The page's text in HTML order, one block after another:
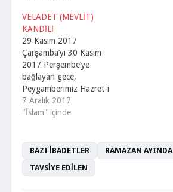
VELADET (MEVLİT)
KANDİLİ
29 Kasım 2017
Çarşamba’yı 30 Kasım
2017 Perşembe’ye
bağlayan gece,
Peygamberimiz Hazret-i
Muhammet Mustafa'nın
(s.a.v.) alemleri
Kandili'dir. Resulullah
Efendimiz (s.a.v.),
Rebiulevvel ayının 12'nci
7 Aralık 2017
"İslam" içinde
BAZI İBADETLER
RAMAZAN AYINDA
TAVSİYE EDİLEN